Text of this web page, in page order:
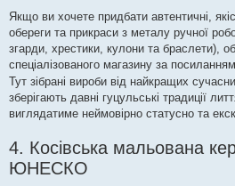
Якщо ви хочете придбати автентичні,
обереги та прикраси з металу ручної
згарди, хрестики, кулони та браслети),
спеціалізованого магазину за
Тут зібрані вироби від найкращих
зберігають давні гуцульські традиції
виглядатиме неймовірно статусно та
4. Косівська мальована
ЮНЕСКО